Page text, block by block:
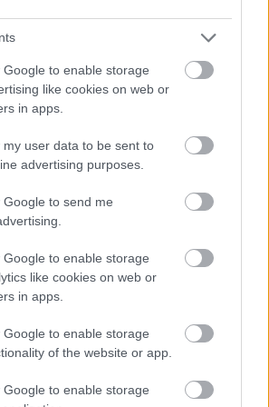
Google to enable storage
like cookies on web or
in apps.
my user data to be sent to
advertising purposes.
to send me
Google to enable storage
like cookies on web or
in apps.
Google to enable storage
of the website or app.
Google to enable storage
nagyon jól sikerült számunkra,
képesek a többiekhez